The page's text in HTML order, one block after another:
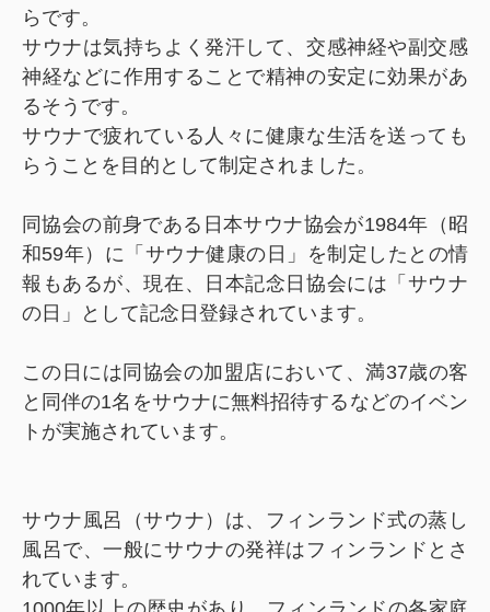
らです。
サウナは気持ちよく発汗して、交感神経や副交感
神経などに作用することで精神の安定に効果があ
るそうです。
サウナで疲れている人々に健康な生活を送っても
らうことを目的として制定されました。
同協会の前身である日本サウナ協会が1984年（昭
和59年）に「サウナ健康の日」を制定したとの情
報もあるが、現在、日本記念日協会には「サウナ
の日」として記念日登録されています。
この日には同協会の加盟店において、満37歳の客
と同伴の1名をサウナに無料招待するなどのイベン
トが実施されています。
サウナ風呂（サウナ）は、フィンランド式の蒸し
風呂で、一般にサウナの発祥はフィンランドとさ
れています。